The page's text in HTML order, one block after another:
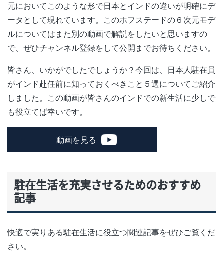
元においてこのような形で日本とインドの違いが明確にデ
ータとして現れています。このホフステードの６次元モデ
ルについてはまた別の動画で解説をしたいと思いますの
で、ぜひチャンネル登録をして公開までお待ちください。
皆さん、いかがでしたでしょうか？今回は、日本人駐在員
がインド赴任前に知っておくべきこと５選についてご紹介
しました。この動画が皆さんのインドでの新生活に少しで
も役立てば幸いです。
動画を見る
駐在生活を充実させるためのおすすめ
記事
快適で実りある駐在生活に役立つ関連記事をぜひご覧くだ
さい。